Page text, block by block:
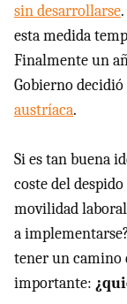
sin desarrollarse
esta medida
Finalmente un
Gobierno
austríaca.
Si es tan buena
coste del
movilidad
a
tener un camino
importante: